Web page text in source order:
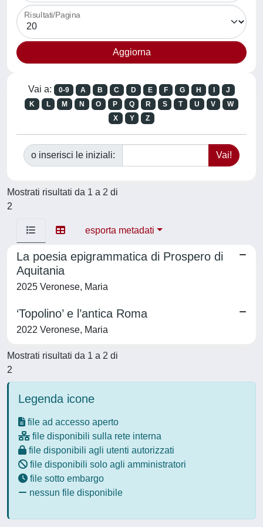
Risultati/Pagina
Vai a: 0-9 A B C D E F G H
J
K
L M N O P Q R S T U V
W
X
Y Z
o inserisci le iniziali:
Mostrati risultati da 1 a 2 di
2
esporta metadati
La poesia epigrammatica di Prospero di
Aquitania
2025 Veronese, Maria
‘Topolino’ e l’antica Roma
2022 Veronese, Maria
Mostrati risultati da 1 a 2 di
2
Legenda icone
file ad accesso aperto
file disponibili sulla rete interna
file disponibili agli utenti autorizzati
file disponibili solo agli amministratori
file sotto embargo
nessun file disponibile